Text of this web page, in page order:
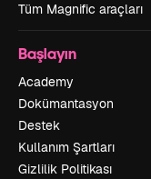
Tüm Magnific araçları
Başlayın
Academy
Dokümantasyon
Destek
Kullanım Şartları
Gizlilik Politikası